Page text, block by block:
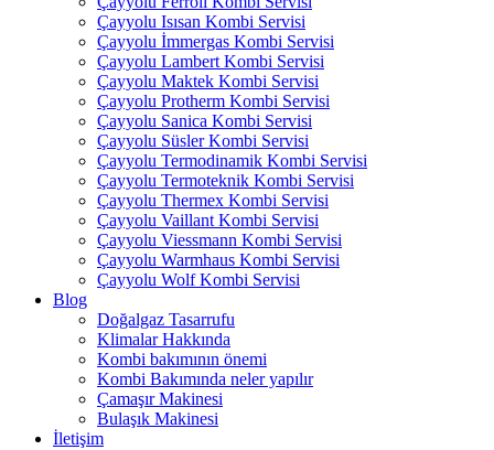
Çayyolu Isısan Kombi Servisi
Çayyolu İmmergas Kombi Servisi
Çayyolu Lambert Kombi Servisi
Çayyolu Maktek Kombi Servisi
Çayyolu Protherm Kombi Servisi
Çayyolu Sanica Kombi Servisi
Çayyolu Süsler Kombi Servisi
Çayyolu Termodinamik Kombi Servisi
Çayyolu Termoteknik Kombi Servisi
Çayyolu Thermex Kombi Servisi
Çayyolu Vaillant Kombi Servisi
Çayyolu Viessmann Kombi Servisi
Çayyolu Warmhaus Kombi Servisi
Çayyolu Wolf Kombi Servisi
Blog
Doğalgaz Tasarrufu
Klimalar Hakkında
Kombi bakımının önemi
Kombi Bakımında neler yapılır
Çamaşır Makinesi
Bulaşık Makinesi
İletişim